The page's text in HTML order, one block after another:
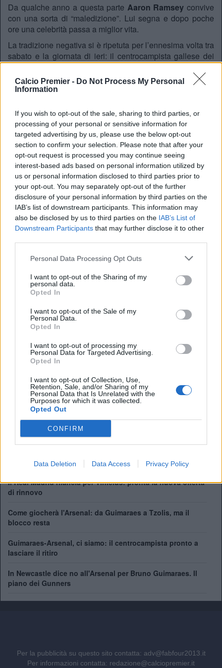
Calcio Premier - Do Not Process My Personal
Information
If you wish to opt-out of the sale, sharing to third parties, or
processing of your personal or sensitive information for
targeted advertising by us, please use the below opt-out
section to confirm your selection. Please note that after your
opt-out request is processed you may continue seeing
interest-based ads based on personal information utilized by
us or personal information disclosed to third parties prior to
your opt-out. You may separately opt-out of the further
disclosure of your personal information by third parties on the
IAB’s list of downstream participants. This information may
also be disclosed by us to third parties on the IAB’s List of
Downstream Participants that may further disclose it to other
Personal Data Processing Opt Outs
I want to opt-out of the Sharing of my
personal data.
Opted In
I want to opt-out of the Sale of my
Personal Data.
Opted In
I want to opt-out of processing my
Personal Data for Targeted Advertising.
Opted In
I want to opt-out of Collection, Use,
Retention, Sale, and/or Sharing of my
Personal Data that Is Unrelated with the
Purposes for which it was collected.
Opted Out
CONFIRM
Data Deletion Data Access Privacy Policy
Da qualche anno a questa parte Aaron Ramsey convive
con una sorta di “maledizione”. Lui segna e dopo poche
ore una celebrità passa a miglior vita.
La tradizione negativa si è ripetuta per l’ennesima volta tra
sabato e la giornata di ieri: il centrocampista gallese dei
Gunnersè andato in rete nella sfida casalinga di FA Cup
contro ilSunderlande questa volta l’illustre “vittima” è
stata la leggenda del rock
David Bowie
seguiti a un gol diRamseyiniziata nel 2011. Il primo è
statoBin Laden, poi, tra gli altri,Steve JobseGheddafi
Ma a onor del vero c’è da dire che il gallese non è un
centrocampista poco incline alle marcature e che già in
passato, più di una volta, la curiosa coincidenza non si è
avverata.
REDAZIONE
Twitter @Calciopremier
Anno di Fondazione:1886 come Dial Square
Stadio:Emirates Stadium (60.338)
Presidente: Sran Kroenke
Manager:Mikel Arteta
Premier League:13
FA Cup:14
League Cup:2
Il Real Madrid rilancia per Vinicius: pronta la nuova offerta
di rinnovo
Come giocherà l'Arsenal: da Guimaraes a Tzolis, ma il
blocco resta
Guimaraes-Arsenal, ci siamo: il centrocampista pronto a
lasciare il ritiro
In Newcastle dice no all'Arsenal per Bruno Guimaraes. Il
piano dei Gunners
Per la pubblicità su questo sito contatta: adv@fabfour2013.it
Per informazioni contatta: redazione@calciopremier.it